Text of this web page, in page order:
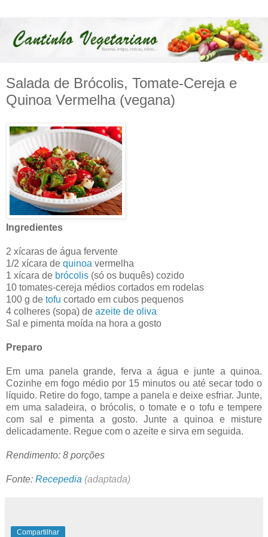
Salada de Brócolis, Tomate-Cereja e
Quinoa Vermelha (vegana)
Ingredientes
2 xícaras de água fervente
1/2 xícara de quinoa vermelha
1 xícara de brócolis (só os buquês) cozido
10 tomates-cereja médios cortados em rodelas
100 g de tofu cortado em cubos pequenos
4 colheres (sopa) de azeite de oliva
Sal e pimenta moída na hora a gosto
Preparo
Em uma panela grande, ferva a água e junte a quinoa.
Cozinhe em fogo médio por 15 minutos ou até secar todo o
líquido. Retire do fogo, tampe a panela e deixe esfriar. Junte,
em uma saladeira, o brócolis, o tomate e o tofu e tempere
com sal e pimenta a gosto. Junte a quinoa e misture
delicadamente. Regue com o azeite e sirva em seguida.
Rendimento: 8 porções
Fonte: Recepedia (adaptada)
Compartilhar